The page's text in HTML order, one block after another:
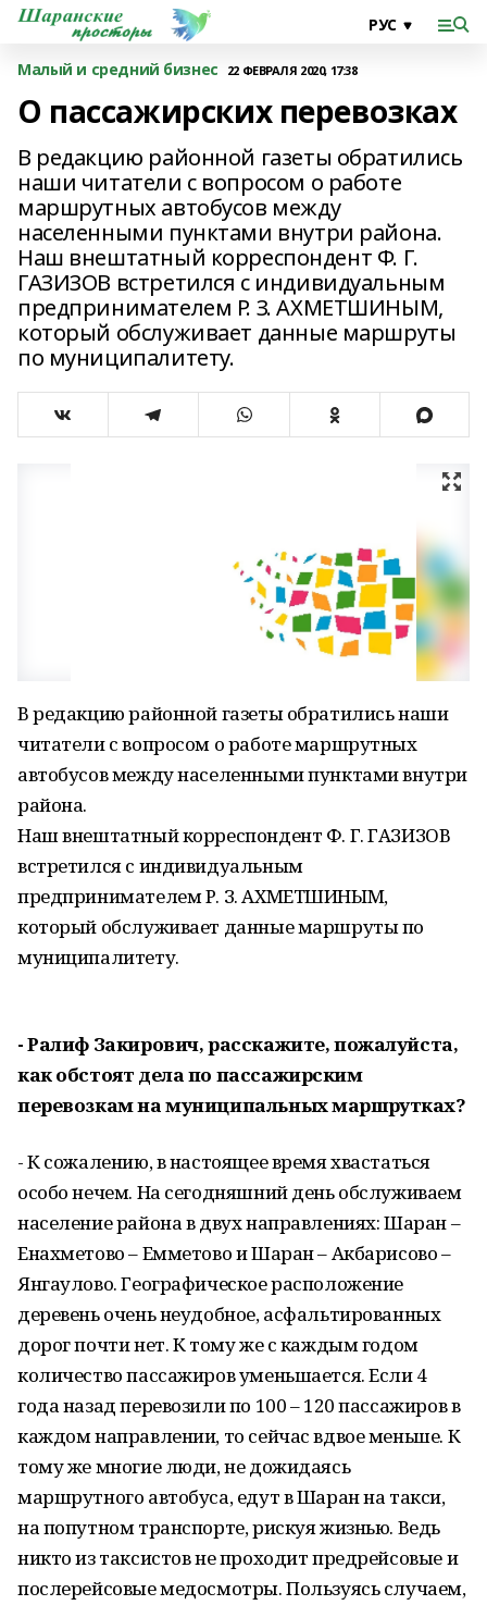
Малый и средний бизнес 22 ФЕВРАЛЯ 2020, 17:38
О пассажирских перевозках
В редакцию районной газеты обратились
наши читатели с вопросом о работе
маршрутных автобусов между
населенными пунктами внутри района.
Наш внештатный корреспондент Ф. Г.
ГАЗИЗОВ встретился с индивидуальным
предпринимателем Р. З. АХМЕТШИНЫМ,
который обслуживает данные маршруты
по муниципалитету.
В редакцию районной газеты обратились наши
читатели с вопросом о работе маршрутных
автобусов между населенными пунктами внутри
района.
Наш внештатный корреспондент Ф. Г. ГАЗИЗОВ
встретился с индивидуальным
предпринимателем Р. З. АХМЕТШИНЫМ,
который обслуживает данные маршруты по
муниципалитету.
- Ралиф Закирович, расскажите, пожалуйста,
как обстоят дела по пассажирским
перевозкам на муниципальных маршрутках?
- К сожалению, в настоящее время хвастаться
особо нечем. На сегодняшний день обслуживаем
население района в двух направлениях: Шаран –
Енахметово – Емметово и Шаран – Акбарисово –
Янгаулово. Географическое расположение
деревень очень неудобное, асфальтированных
дорог почти нет. К тому же с каждым годом
количество пассажиров уменьшается. Если 4
года назад перевозили по 100 – 120 пассажиров в
каждом направлении, то сейчас вдвое меньше. К
тому же многие люди, не дожидаясь
маршрутного автобуса, едут в Шаран на такси,
на попутном транспорте, рискуя жизнью. Ведь
никто из таксистов не проходит предрейсовые и
послерейсовые медосмотры. Пользуясь случаем,